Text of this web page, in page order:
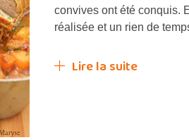
convives ont été conquis.
réalisée et un rien de
Lire la suite